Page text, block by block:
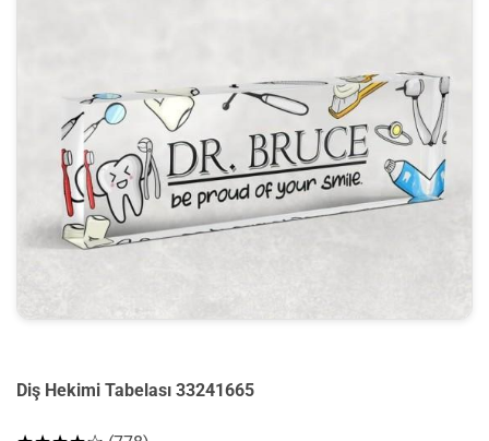
Diş Hekimi Tabelası 33241665